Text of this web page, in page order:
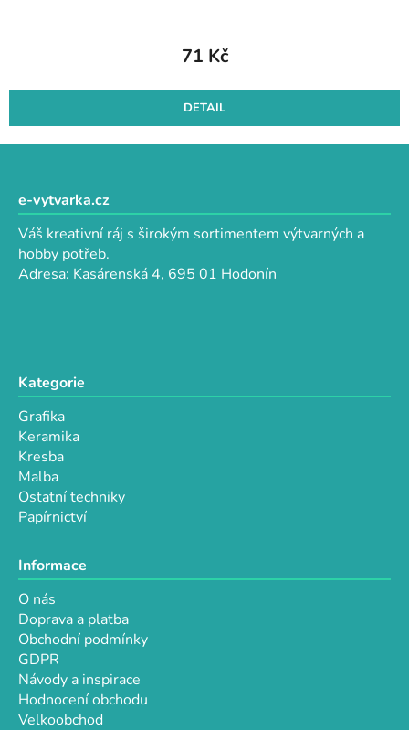
71 Kč
DETAIL
e-vytvarka.cz
Váš kreativní ráj s širokým sortimentem výtvarných a
hobby potřeb.
Adresa: Kasárenská 4, 695 01 Hodonín
Kategorie
Grafika
Keramika
Kresba
Malba
Ostatní techniky
Papírnictví
Informace
O nás
Doprava a platba
Obchodní podmínky
GDPR
Návody a inspirace
Hodnocení obchodu
Velkoobchod